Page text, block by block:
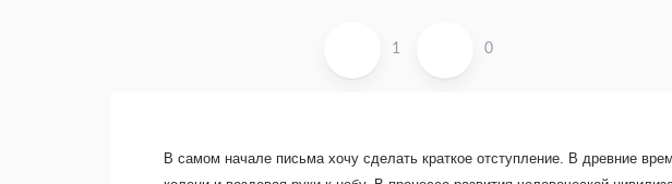
1 0
В самом начале письма хочу сделать краткое отступление. В древние